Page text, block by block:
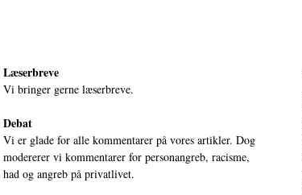
Læserbreve
Vi bringer gerne læserbreve.
Debat
Vi er glade for alle kommentarer på vores artikler. Dog
modererer vi kommentarer for personangreb, racisme,
had og angreb på privatlivet.